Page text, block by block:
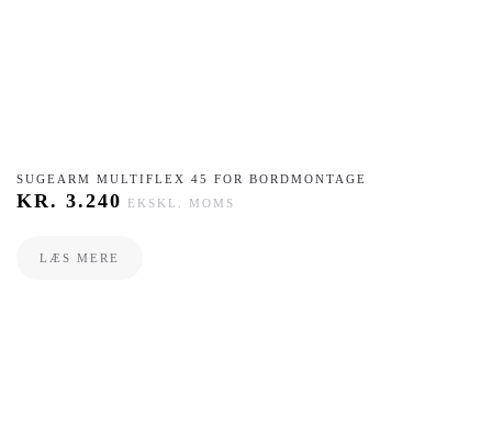
SUGEARM MULTIFLEX 45 FOR BORDMONTAGE
KR. 3.240 EKSKL. MOMS
LÆS MERE